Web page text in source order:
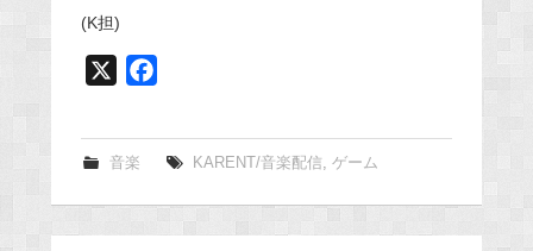
(K担)
e
音楽 KARENT/音楽配信, ゲーム